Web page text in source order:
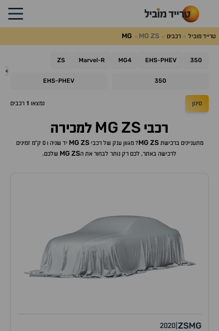
טרייד מוביל רכבים MG MG ZS
>
350
EHS-PHEV
MG4
Marvel-R
ZS
350
EHS-PHEV
סינון נמצאו 1 רכבים
רכבי MG ZS למכירה
מתעניינים ברכישת MG ZS ? מגוון ענק של רכבי MG ZS
יד שניה ו 0 ק"מ זמינים
לרכישה באתר, לכם רק נותר לבחור את ה
MG ZS שלכם.
MG
ZS
2020